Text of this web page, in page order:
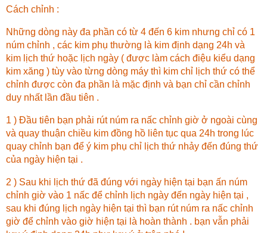
Cách chỉnh :
Những dòng này đa phần có từ 4 đến 6 kim nhưng chỉ có 1
núm chỉnh , các kim phụ thường là kim định dạng 24h và
kim lịch thứ hoặc lịch ngày ( được làm cách điệu kiểu dạng
kim xăng ) tùy vào từng dòng máy thì kim chỉ lịch thứ có thể
chỉnh được còn đa phần là mặc định và bạn chỉ cần chỉnh
duy nhất lần đầu tiên .
1 ) Đầu tiên bạn phải rút núm ra nấc chỉnh giờ ở ngoài cùng
và quay thuận chiều kim đồng hồ liên tục qua 24h trong lúc
quay chỉnh bạn để ý kim phụ chỉ lịch thứ nhảy đến đúng thứ
của ngày hiện tại .
2 ) Sau khi lịch thứ đã đúng với ngày hiện tại bạn ấn núm
chỉnh giờ vào 1 nấc để chỉnh lịch ngày đến ngày hiện tại ,
sau khi đúng lịch ngày hiện tại thì bạn rút núm ra nấc chỉnh
giờ để chỉnh vào giờ hiện tại là hoàn thành . bạn vẫn phải